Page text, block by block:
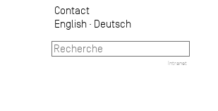
Contact
English · Deutsch
Intranet